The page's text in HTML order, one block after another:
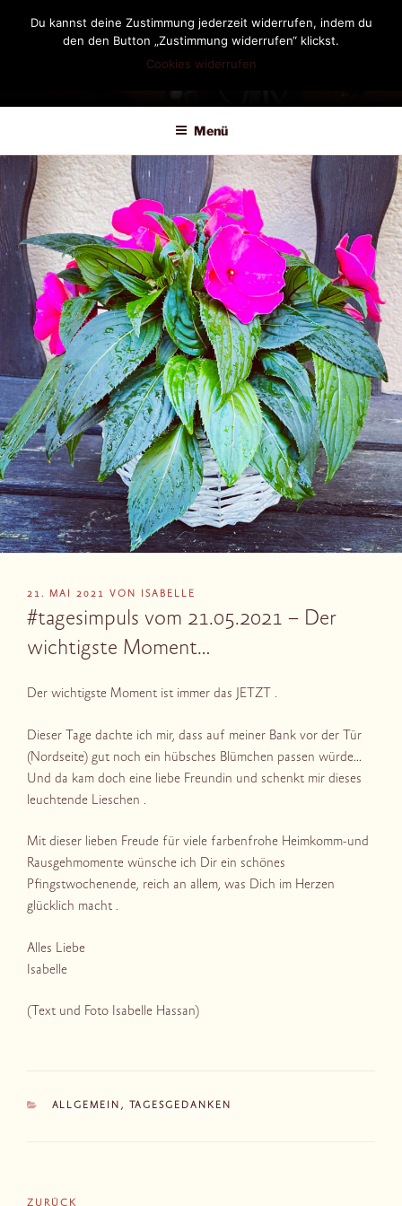
DIANDRA-CIRCLE
Menü
VERÖFFENTLICHT
AM
21. MAI 2021 VON ISABELLE
#tagesimpuls vom 21.05.2021 – Der
wichtigste Moment…
Der wichtigste Moment ist immer das JETZT .
Dieser Tage dachte ich mir, dass auf meiner Bank vor der Tür
(Nordseite) gut noch ein hübsches Blümchen passen würde…
Und da kam doch eine liebe Freundin und schenkt mir dieses
leuchtende Lieschen .
Mit dieser lieben Freude für viele farbenfrohe Heimkomm-und
Rausgehmomente wünsche ich Dir ein schönes
Pfingstwochenende, reich an allem, was Dich im Herzen
glücklich macht .
Alles Liebe
Isabelle
(Text und Foto Isabelle Hassan)
KATEGORIEN
ALLGEMEIN , TAGESGEDANKEN
Beitragsnavigation
ZURÜCK
Du kannst deine Zustimmung jederzeit widerrufen, indem du
den den Button „Zustimmung widerrufen“ klickst.
Cookies widerrufen